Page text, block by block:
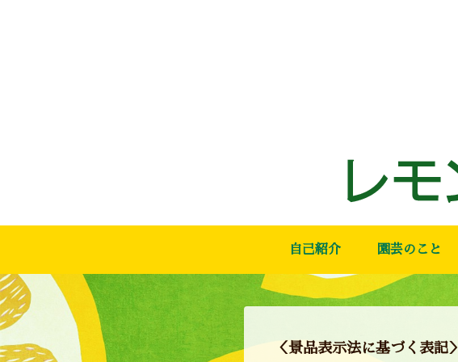
自己紹介 園芸のこと
＜景品表示法に基づく表記＞